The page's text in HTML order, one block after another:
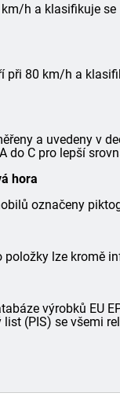
h a klasifikuje
při 80 km/h a
a uvedeny v
do C pro lepší
hora
označeny
lze kromě
výrobků EU
(PIS) se všemi